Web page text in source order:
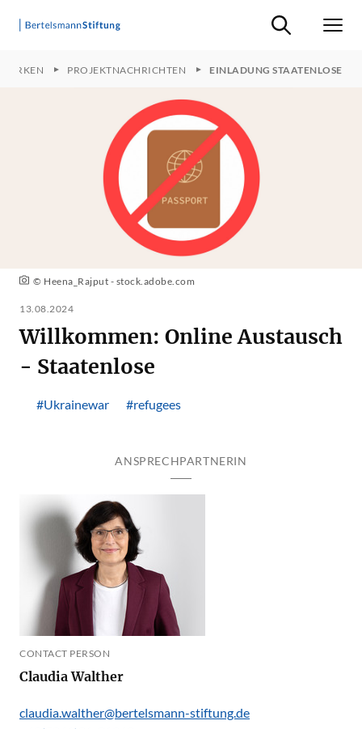
Suche ein-/
PROJEKTNACHRICHTEN EINLADUNG STAATENLOSE
© Heena_Rajput - stock.adobe.com
13.08.2024
Willkommen: Online Austausch
- Staatenlose
#Ukrainewar #refugees
ANSPRECHPARTNERIN
CONTACT PERSON
Claudia Walther
claudia.walther@bertelsmann-stiftung.de